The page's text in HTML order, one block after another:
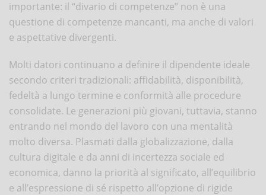
importante: il “divario di competenze” non è una
questione di competenze mancanti, ma anche di valori
e aspettative divergenti.
Molti datori continuano a definire il dipendente ideale
secondo criteri tradizionali: affidabilità, disponibilità,
fedeltà a lungo termine e conformità alle procedure
consolidate. Le generazioni più giovani, tuttavia, stanno
entrando nel mondo del lavoro con una mentalità
molto diversa. Plasmati dalla globalizzazione, dalla
cultura digitale e da anni di incertezza sociale ed
economica, danno la priorità al significato, all’equilibrio
e all’espressione di sé rispetto all’opzione di rigide